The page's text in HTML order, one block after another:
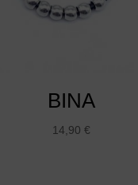
BINA
14,90 €